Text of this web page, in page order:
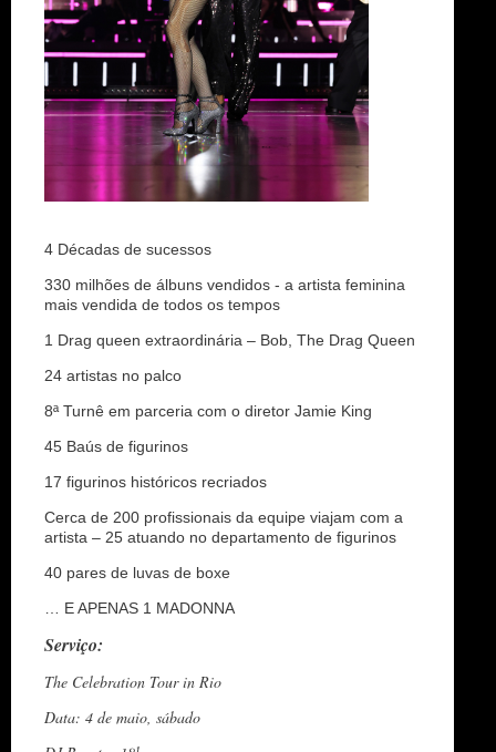
4 Décadas de sucessos
330 milhões de álbuns vendidos - a artista feminina
mais vendida de todos os tempos
1 Drag queen extraordinária – Bob, The Drag Queen
24 artistas no palco
8ª Turnê em parceria com o diretor Jamie King
45 Baús de figurinos
17 figurinos históricos recriados
Cerca de 200 profissionais da equipe viajam com a
artista – 25 atuando no departamento de figurinos
40 pares de luvas de boxe
… E APENAS 1 MADONNA
Serviço:
The Celebration Tour in Rio
Data: 4 de maio, sábado